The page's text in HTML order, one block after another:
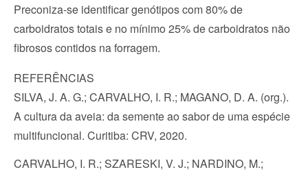
Preconiza-se identificar genótipos com 80% de
carboidratos totais e no mínimo 25% de carboidratos não
fibrosos contidos na forragem.
REFERÊNCIAS
SILVA, J. A. G.; CARVALHO, I. R.; MAGANO, D. A. (org.).
A cultura da aveia: da semente ao sabor de uma espécie
multifuncional. Curitiba: CRV, 2020.
CARVALHO, I. R.; SZARESKI, V. J.; NARDINO, M.;